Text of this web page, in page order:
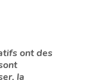
ont des
la